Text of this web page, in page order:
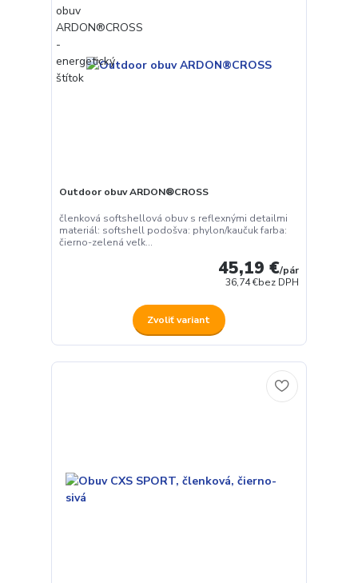
Outdoor obuv ARDON®CROSS
členková softshellová obuv s reflexnými detailmi
materiál: softshell podošva: phylon/kaučuk farba:
čierno-zelená veľk...
45,19 €/pár
36,74 €bez DPH
Zvoliť variant